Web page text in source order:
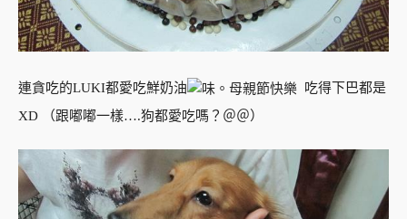
連貪吃的LUKI都愛吃鮮奶油
吃得下巴都是
XD （跟嘟嘟一樣….狗都愛吃嗎？＠＠）